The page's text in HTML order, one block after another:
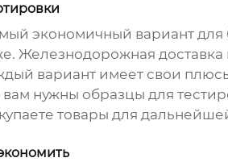
экономичный вариант
Железнодорожная
вариант имеет свои
нужны образцы для
товары для